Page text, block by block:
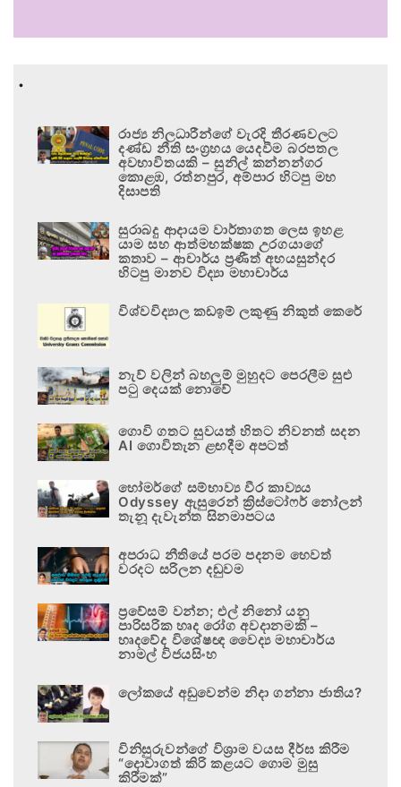
.
රාජ්‍ය නිලධාරීන්ගේ වැරදි තීරණවලට
දණ්ඩ නීති සංග්‍රහය යෙදවීම බරපතල
අවභාවිතයකි – සුනිල් කන්නන්ගර
කොළඹ, රත්නපුර, අම්පාර හිටපු මහ
දිසාපති
සුරාබදු ආදායම වාර්තාගත ලෙස ඉහළ
යාම සහ ආත්මභක්ෂක උරගයාගේ
කතාව – ආචාර්ය ප්‍රණීත් අභයසුන්දර
හිටපු මානව විද්‍යා මහාචාර්ය
විශ්වවිද්‍යාල කඩඉම් ලකුණු නිකුත් කෙරේ
නැව් වලින් බහලුම් මුහුදට පෙරලීම සුළු
පටු දෙයක් නොවේ
ගොවි ගතට සුවයත් හිතට නිවනත් සදන
AI ගොවිතැන ළඟදීම අපටත්
හෝමර්ගේ සම්භාව්‍ය වීර කාව්‍යය
Odyssey ඇසුරෙන් ක්‍රිස්ටෝෆර් නෝලන්
තැනූ දැවැන්ත සිනමාපටය
අපරාධ නීතියේ පරම පදනම හෙවත්
වරදට සරිලන දඬුවම
ප්‍රවේසම් වන්න; එල් නිනෝ යනු
පාරිසරික හෘද රෝග අවදානමකි –
හෘදවේද විශේෂඥ වෛද්‍ය මහාචාර්ය
නාමල් විජයසිංහ
ලෝකයේ අඩුවෙන්ම නිදා ගන්නා ජාතිය?
විනිසුරුවන්ගේ විශ්‍රාම වයස දීර්ඝ කිරීම
“දොවාගත් කිරි කළයට ගොම මුසු
කිරීමක්”